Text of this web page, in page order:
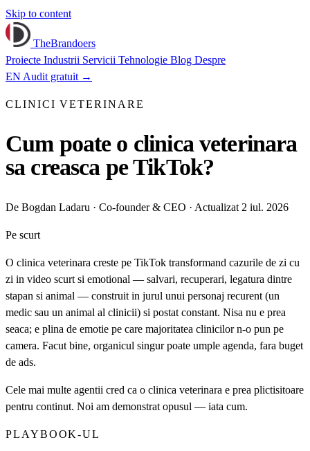
Skip to content
TheBrandoers
Proiecte Industrii Servicii Tehnologie Blog Despre
EN Audit gratuit →
CLINICI VETERINARE
Cum poate o clinica veterinara
sa creasca pe TikTok?
De Bogdan Ladaru · Co-founder & CEO · Actualizat 2 iul. 2026
Pe scurt
O clinica veterinara creste pe TikTok transformand cazurile de zi cu
zi in video scurt si emotional — salvari, recuperari, legatura dintre
stapan si animal — construit in jurul unui personaj recurent (un
medic sau un animal al clinicii) si postat constant. Nisa nu e prea
seaca; e plina de emotie pe care majoritatea clinicilor n-o pun pe
camera. Facut bine, organicul singur poate umple agenda, fara buget
de ads.
Cele mai multe agentii cred ca o clinica veterinara e prea plictisitoare
pentru continut. Noi am demonstrat opusul — iata cum.
PLAYBOOK-UL